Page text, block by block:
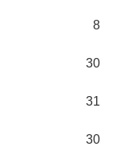
8
30
31
30